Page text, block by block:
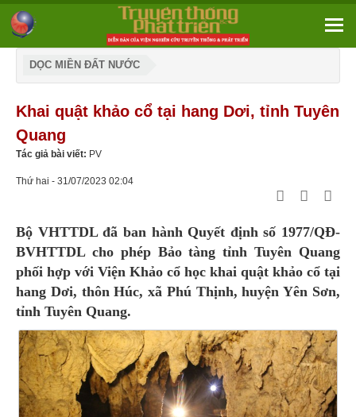
DỌC MIỀN ĐẤT NƯỚC
Khai quật khảo cổ tại hang Dơi, tỉnh Tuyên
Quang
Tác giả bài viết: PV
Thứ hai - 31/07/2023 02:04
Bộ VHTTDL đã ban hành Quyết định số 1977/QĐ-
BVHTTDL cho phép Bảo tàng tỉnh Tuyên Quang
phối hợp với Viện Khảo cổ học khai quật khảo cổ tại
hang Dơi, thôn Húc, xã Phú Thịnh, huyện Yên Sơn,
tỉnh Tuyên Quang.